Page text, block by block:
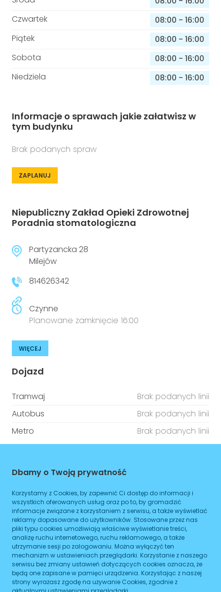
Czwartek
08:00 - 16:00
Piątek
08:00 - 16:00
Sobota
08:00 - 16:00
Niedziela
08:00 - 16:00
Informacje o sprawach jakie załatwisz w
tym budynku
Brak podanych spraw
ZAPLANUJ
Niepubliczny Zakład Opieki Zdrowotnej
Poradnia stomatologiczna
Partyzancka 28
Milejów
814626342
Czynne
Planowane zamknięcie 16:00
WIĘCEJ
Dojazd
Tramwaj
Brak podanych linii
Autobus
Brak podanych linii
Metro
Brak podanych linii
Godziny otwarcia
Poniedziałek 08:00 -
16:00
Wtorek
08:00-16:00
Środa
08:00
Czwartek
08:00- 16:00
Piątek
08:00
Dbamy o Twoją prywatność
Korzystamy z Cookies, by zapewnić Ci dostęp do informacji i
wszystkich oferowanych usług oraz po to, by gromadzić
informacje związane z korzystaniem z serwisu, a także wyświetlać
reklamy dopasowane do użytkowników. Stosowane przez nas
pliki typu cookies umożliwiają właściwe wyświetlanie treści,
analizę ruchu internetowego, ruchu reklamowego, a także
utrzymanie sesji po zalogowaniu. Można wyłączyć ten
mechanizm w ustawieniach przeglądarki. Korzystanie z naszego
serwisu bez zmiany ustawień dotyczących cookies oznacza, że
będą one zapisane w pamięci urządzenia. Korzystając z naszej
strony wyrażasz zgodę na używanie Cookies, zgodnie z